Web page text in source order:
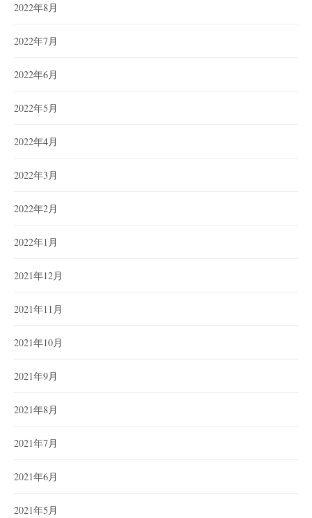
2022年8月
2022年7月
2022年6月
2022年5月
2022年4月
2022年3月
2022年2月
2022年1月
2021年12月
2021年11月
2021年10月
2021年9月
2021年8月
2021年7月
2021年6月
2021年5月